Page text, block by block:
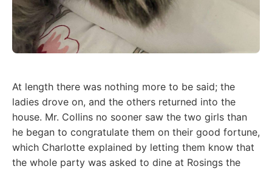
At length there was nothing more to be said; the
ladies drove on, and the others returned into the
house. Mr. Collins no sooner saw the two girls than
he began to congratulate them on their good fortune,
which Charlotte explained by letting them know that
the whole party was asked to dine at Rosings the